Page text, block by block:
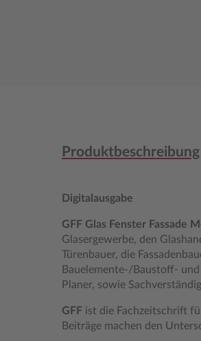
Produktbeschreibung
Digitalausgabe
GFF Glas Fenster Fassade
Glasergewerbe, den
Türenbauer, die
Bauelemente-/Baustoff-
Planer, sowie
GFF ist die Fachzeitschrift
Beiträge machen den